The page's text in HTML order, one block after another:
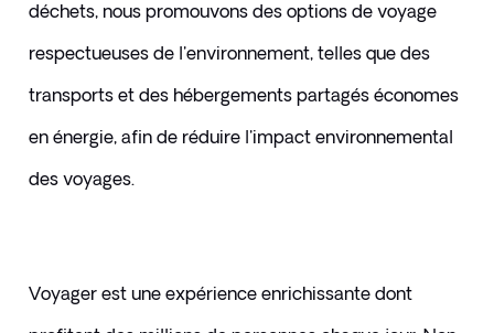
déchets, nous promouvons des options de voyage
respectueuses de l'environnement, telles que des
transports et des hébergements partagés économes
en énergie, afin de réduire l'impact environnemental
des voyages.
Voyager est une expérience enrichissante dont